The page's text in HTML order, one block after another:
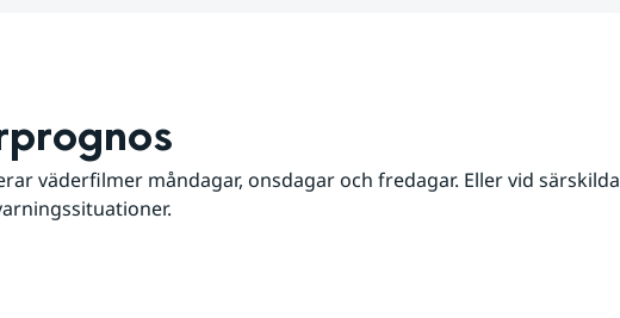
väderfilmer måndagar, onsdagar och fredagar. Eller vid särskilda